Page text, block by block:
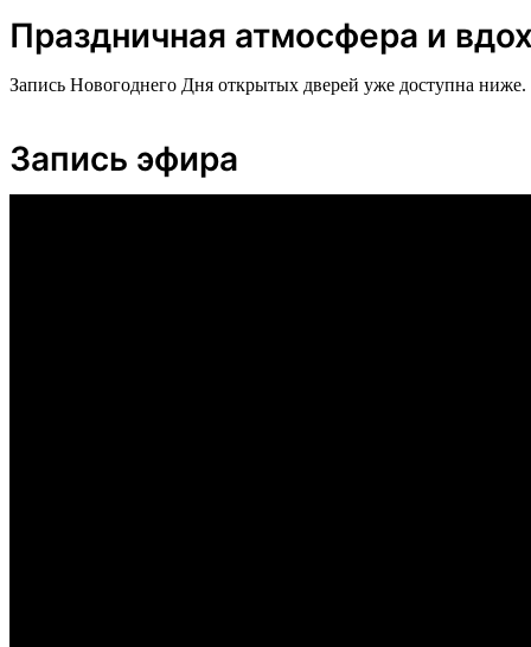
Праздничная атмосфера и
Запись Новогоднего Дня открытых дверей уже доступна
Запись эфира